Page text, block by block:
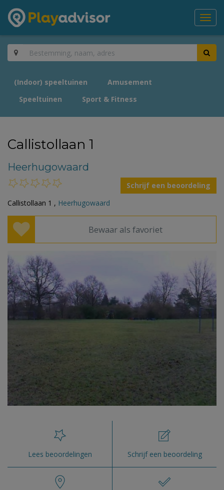
(Indoor) speeltuinen
Amusement
Speeltuinen
Sport & Fitness
Callistollaan 1
Heerhugowaard
Schrijf een beoordeling
Callistollaan 1 , Heerhugowaard
Bewaar als favoriet
Lees beoordelingen Schrijf een beoordeling